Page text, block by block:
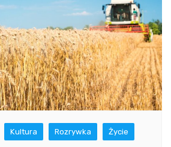
Kultura Rozrywka Życie